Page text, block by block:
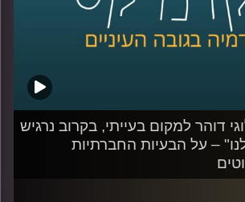
אראל על רובוטים חברתיים –לחצו כאן
אראל על הבעיות החברתיות בשימוש
דוהר למקום בעייתי, בקרוב נרגיש
– על הבעיות החברתיות